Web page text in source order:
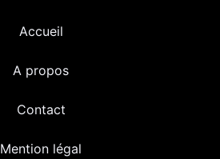
Accueil
A propos
Contact
Mention légal